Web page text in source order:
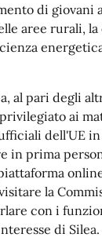
di giovani
aree rurali,
al pari degli
ai
dell'UE
in prima
la
con i
di Silea.